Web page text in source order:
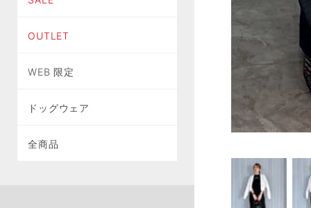
OUTLET
WEB 限定
ドッグウェア
全商品